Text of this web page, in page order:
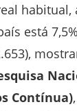
habitual,
está
Contínua)